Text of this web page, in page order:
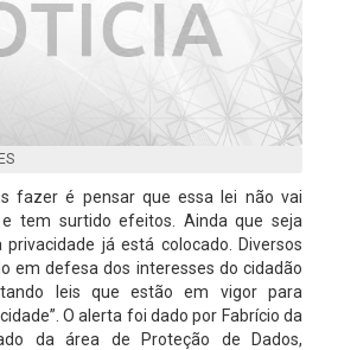
fazer é pensar que essa lei não vai
tem surtido efeitos. Ainda que seja
já está colocado. Diversos
em defesa dos interesses do cidadão
leis que estão em vigor para
O alerta foi dado por Fabrício da
da área de Proteção de Dados,